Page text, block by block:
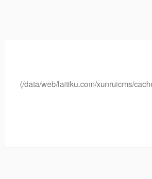
(/data/web/laitiku.com/xunruicms/